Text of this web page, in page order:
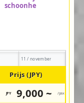
11 / november
Prijs (JPY)
JPY 9,000 ~ /pax